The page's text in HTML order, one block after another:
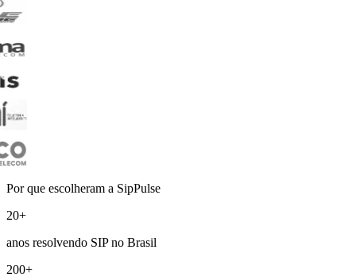
Por que escolheram a SipPulse
20+
anos resolvendo SIP no Brasil
200+